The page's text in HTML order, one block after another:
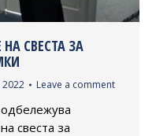
СВЕСТА ЗА
Leave a comment
свеста за